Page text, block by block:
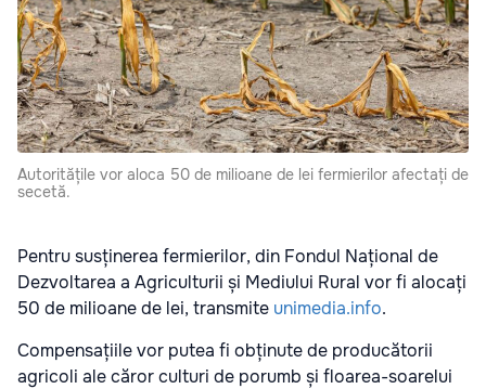
Autoritățile vor aloca 50 de milioane de lei fermierilor afectați de
secetă.
Pentru susținerea fermierilor, din Fondul Național de
Dezvoltarea a Agriculturii și Mediului Rural vor fi alocați
50 de milioane de lei, transmite unimedia.info.
Compensațiile vor putea fi obținute de producătorii
agricoli ale căror culturi de porumb și floarea-soarelui